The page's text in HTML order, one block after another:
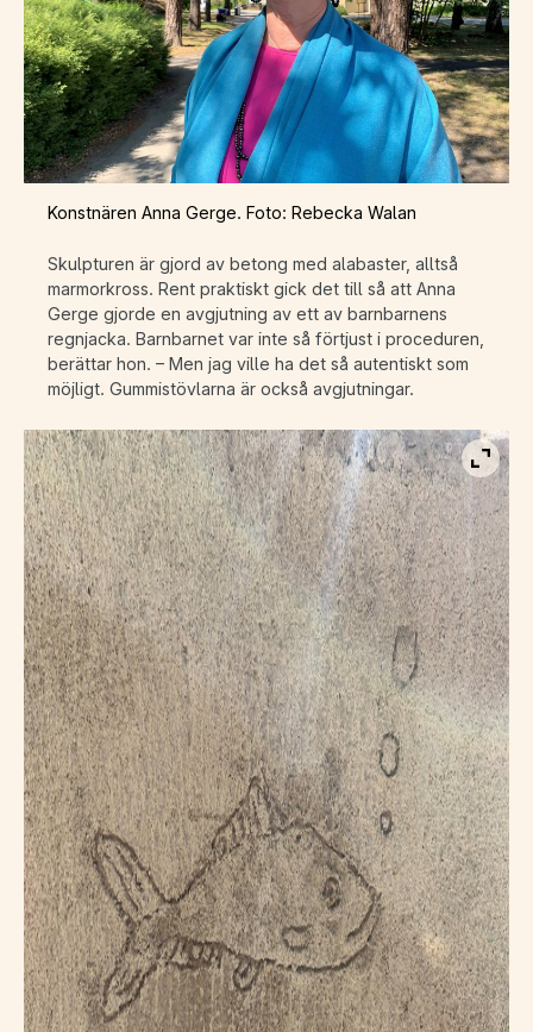
Konstnären Anna Gerge. Foto: Rebecka Walan
Skulpturen är gjord av betong med alabaster, alltså
marmorkross. Rent praktiskt gick det till så att Anna
Gerge gjorde en avgjutning av ett av barnbarnens
regnjacka. Barnbarnet var inte så förtjust i proceduren,
berättar hon. – Men jag ville ha det så autentiskt som
möjligt. Gummistövlarna är också avgjutningar.
Visa